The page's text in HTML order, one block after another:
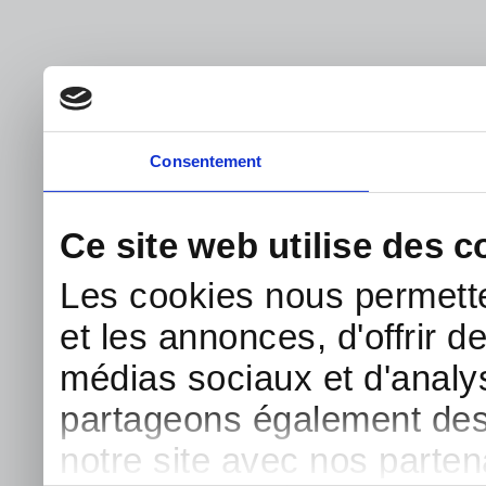
Consentement
Ce site web utilise des
Les cookies nous
et les annonces, d'offrir
médias sociaux et
partageons également
notre site avec nos